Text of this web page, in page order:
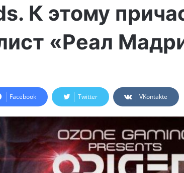
К этому
«Реал
Facebook Twitter VKontakte